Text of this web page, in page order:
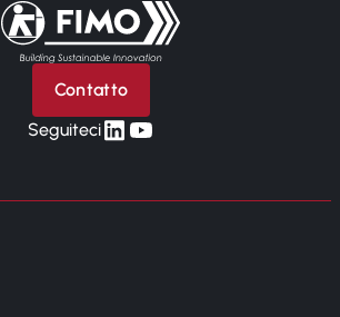
Torna alla pagina iniziale
Contatto
Seguitecilinkedin
yt